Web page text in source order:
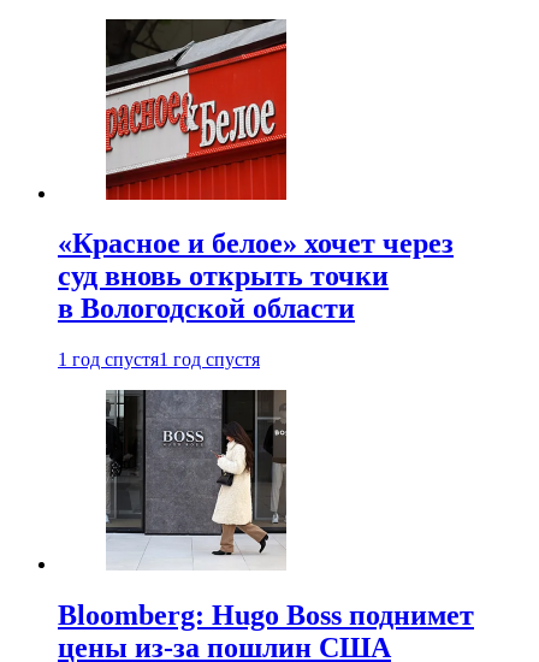
«Красное и белое» хочет через
суд вновь открыть точки
в Вологодской области
1 год спустя1 год спустя
Bloomberg: Hugo Boss поднимет
цены из-за пошлин США